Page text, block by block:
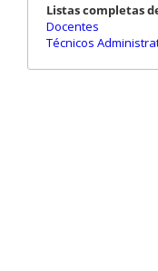
Listas completas
Docentes
Técnicos